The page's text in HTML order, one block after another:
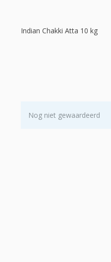
Indian Chakki Atta 10 kg
Nog niet gewaardeerd